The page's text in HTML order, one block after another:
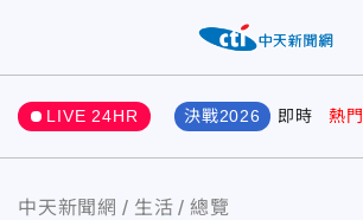
LIVE 24HR 決戰2026 即時 熱門
中天新聞網 生活 總覽